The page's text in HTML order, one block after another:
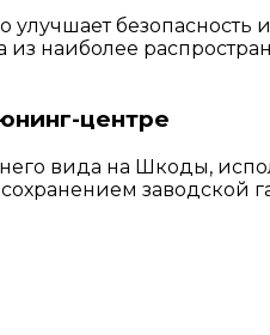
наиболее
центре
вида на Шкоды,
заводской